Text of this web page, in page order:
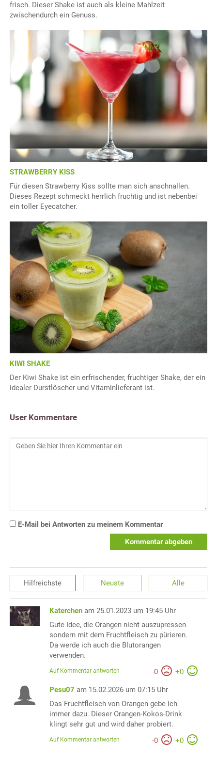
frisch. Dieser Shake ist auch als kleine Mahlzeit
zwischendurch ein Genuss.
STRAWBERRY KISS
Für diesen Strawberry Kiss sollte man sich anschnallen.
Dieses Rezept schmeckt herrlich fruchtig und ist nebenbei
ein toller Eyecatcher.
KIWI SHAKE
Der Kiwi Shake ist ein erfrischender, fruchtiger Shake, der ein
idealer Durstlöscher und Vitaminlieferant ist.
User Kommentare
E-Mail bei Antworten zu meinem Kommentar
Kommentar abgeben
Hilfreichste Neuste Alle
Katerchen am 25.01.2023 um 19:45 Uhr
Gute Idee, die Orangen nicht auszupressen
sondern mit dem Fruchtfleisch zu pürieren.
Da werde ich auch die Blutorangen
verwenden.
-0 +0
Auf Kommentar antworten
Pesu07 am 15.02.2026 um 07:15 Uhr
Das Fruchtfleisch von Orangen gebe ich
immer dazu. Dieser Orangen-Kokos-Drink
klingt sehr gut und wird daher probiert.
-0 +0
Auf Kommentar antworten